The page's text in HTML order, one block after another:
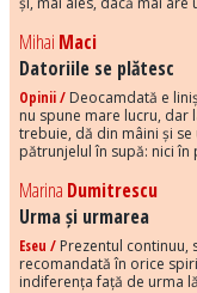
Mihai Maci
Datoriile se plătesc
Opinii / Deocamdată e
nu spune mare lucru, dar
trebuie, dă din mâini și se
pătrunjelul în supă: nici în
Marina Dumitrescu
Urma și urmarea
Eseu / Prezentul continuu,
recomandată în orice
indiferența față de urma